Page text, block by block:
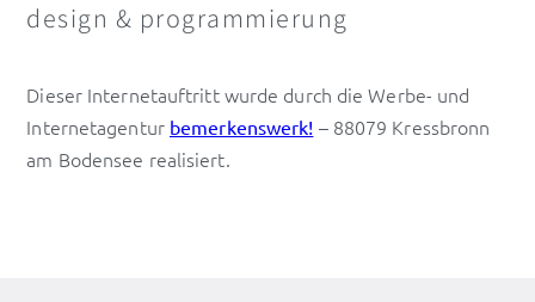
design & programmierung
Dieser Internetauftritt wurde durch die Werbe- und
Internetagentur bemerkenswerk! – 88079 Kressbronn
am Bodensee realisiert.